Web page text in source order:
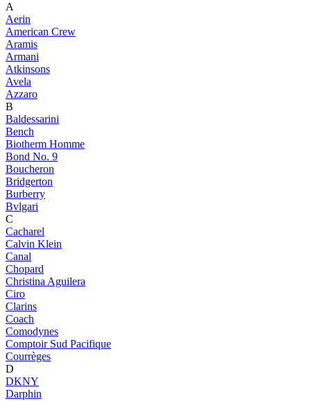
A
Aerin
American Crew
Aramis
Armani
Atkinsons
Avela
Azzaro
B
Baldessarini
Bench
Biotherm Homme
Bond No. 9
Boucheron
Bridgerton
Burberry
Bvlgari
C
Cacharel
Calvin Klein
Canal
Chopard
Christina Aguilera
Ciro
Clarins
Coach
Comodynes
Comptoir Sud Pacifique
Courrèges
D
DKNY
Darphin